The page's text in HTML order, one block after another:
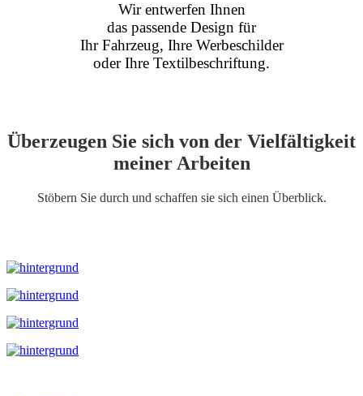
Wir entwerfen Ihnen
das passende Design für
Ihr Fahrzeug, Ihre Werbeschilder
oder Ihre Textilbeschriftung.
Überzeugen Sie sich von der Vielfältigkeit
meiner Arbeiten
Stöbern Sie durch und schaffen sie sich einen Überblick.